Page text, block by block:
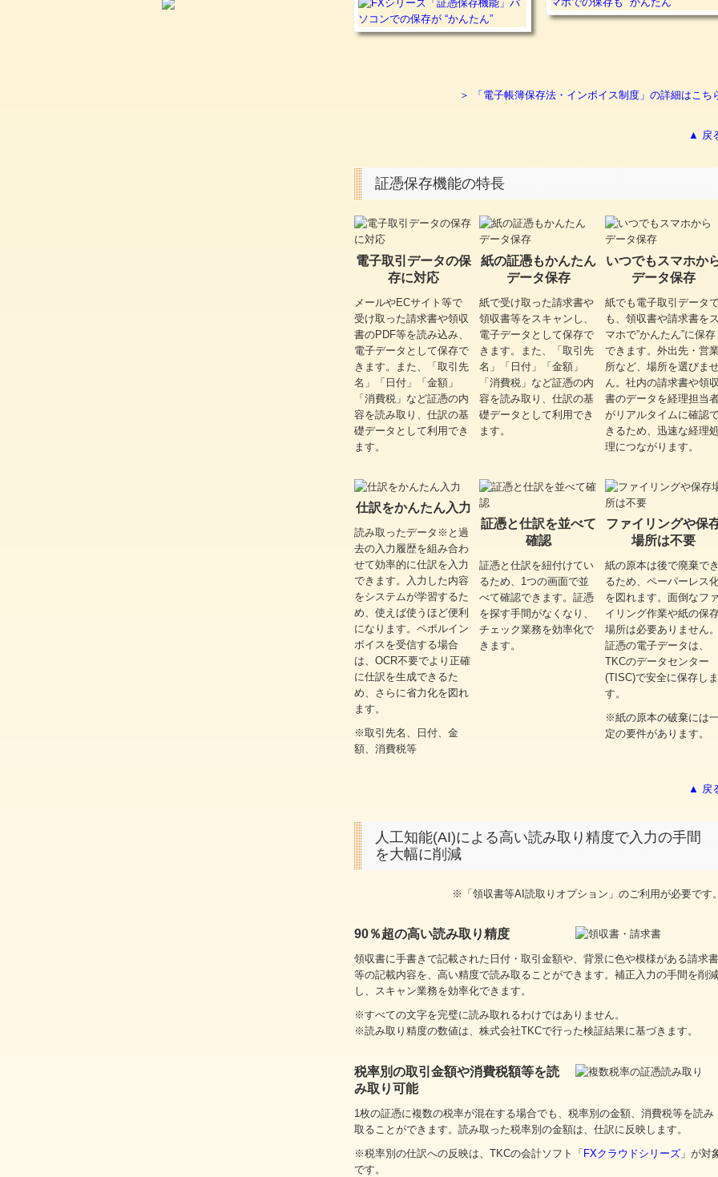
＞ 「電子帳簿保存法・インボイス制度」の詳細はこち
▲ 戻
証憑保存機能の特長
電子取引データの保
存に対応
メールやECサイト等で
受け取った請求書や領収
書のPDF等を読み込み、
電子データとして保存で
きます。また、「取引先
名」「日付」「金額」
「消費税」など証憑の内
容を読み取り、仕訳の基
礎データとして利用でき
ます。
紙の証憑もかんたん
データ保存
紙で受け取った請求書や
領収書等をスキャンし、
電子データとして保存で
きます。また、「取引先
名」「日付」「金額」
「消費税」など証憑の内
容を読み取り、仕訳の基
礎データとして利用でき
ます。
いつでもスマホか
データ保存
紙でも電子取引データ
も、領収書や請求書を
マホで”かんたん”に保存
できます。外出先・営
所など、場所を選びま
ん。社内の請求書や領
書のデータを経理担当
がリアルタイムに確認
きるため、迅速な経理
理につながります。
仕訳をかんたん入力
読み取ったデータ※と過
去の入力履歴を組み合わ
せて効率的に仕訳を入力
できます。入力した内容
をシステムが学習するた
め、使えば使うほど便利
になります。ペポルイン
ボイスを受信する場合
は、OCR不要でより正確
に仕訳を生成できるた
め、さらに省力化を図れ
ます。
※取引先名、日付、金
額、消費税等
証憑と仕訳を並べて
確認
証憑と仕訳を紐付けてい
るため、1つの画面で並
べて確認できます。証憑
を探す手間がなくなり、
チェック業務を効率化で
きます。
ファイリングや保
場所は不要
紙の原本は後で廃棄で
るため、ペーパーレス
を図れます。面倒なフ
イリング作業や紙の保
場所は必要ありません
証憑の電子データは、
TKCのデータセンター
(TISC)で安全に保存しま
す。
※紙の原本の破棄には
定の要件があります。
▲ 戻
人工知能(AI)による高い読み取り精度で入力の手間
を大幅に削減
※「領収書等AI読取りオプション」のご利用が必要です
90％超の高い読み取り精度
領収書に手書きで記載された日付・取引金額や、背景に色や模様がある請求書
等の記載内容を、高い精度で読み取ることができます。補正入力の手間を削減
し、スキャン業務を効率化できます。
※すべての⽂字を完璧に読み取れるわけではありません。
※読み取り精度の数値は、株式会社TKCで⾏った検証結果に基づきます。
税率別の取引金額や消費税額等を読
み取り可能
1枚の証憑に複数の税率が混在する場合でも、税率別の金額、消費税等を読み
取ることができます。読み取った税率別の金額は、仕訳に反映します。
※税率別の仕訳への反映は、TKCの会計ソフト「 FXクラウドシリーズ 」が対
です。